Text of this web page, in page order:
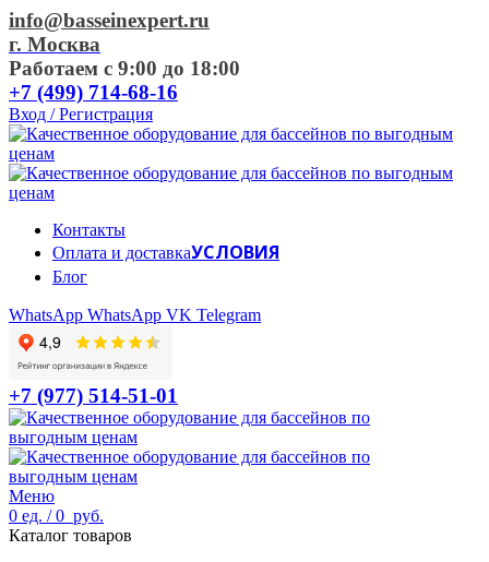
info@basseinexpert.ru
г. Москва
Работаем с 9:00 до 18:00
+7 (499) 714-68-16
Вход / Регистрация
Контакты
Оплата и доставкаУСЛОВИЯ
Блог
WhatsApp WhatsApp VK Telegram
+7 (977) 514-51-01
Меню
0 ед. / 0 руб.
Каталог товаров